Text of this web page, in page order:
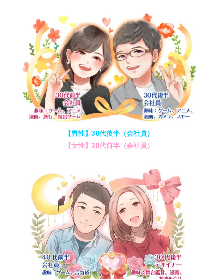
【男性】30代後半（会社員）
【女性】30代前半（会社員）